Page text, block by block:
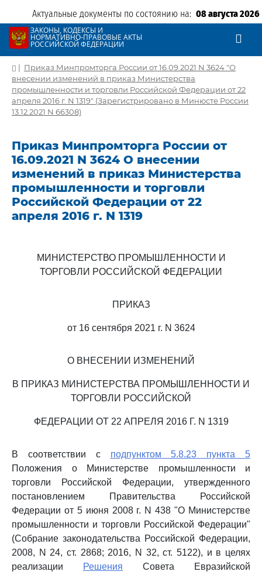
Актуальные документы по состоянию на: 08 августа 2026
ЗАКОНЫ, КОДЕКСЫ И
НОРМАТИВНО-ПРАВОВЫЕ АКТЫ
РОССИЙСКОЙ ФЕДЕРАЦИИ
| Приказ Минпромторга России от 16.09.2021 N 3624 "О
внесении изменений в приказ Министерства
промышленности и торговли Российской Федерации от 22
апреля 2016 г. N 1319" (Зарегистрировано в Минюсте России
13.12.2021 N 66308)
Приказ Минпромторга России от
16.09.2021 N 3624 О внесении
изменений в приказ Министерства
промышленности и торговли
Российской Федерации от 22
апреля 2016 г. N 1319
МИНИСТЕРСТВО ПРОМЫШЛЕННОСТИ И
ТОРГОВЛИ РОССИЙСКОЙ ФЕДЕРАЦИИ
ПРИКАЗ
от 16 сентября 2021 г. N 3624
О ВНЕСЕНИИ ИЗМЕНЕНИЙ
В ПРИКАЗ МИНИСТЕРСТВА ПРОМЫШЛЕННОСТИ И
ТОРГОВЛИ РОССИЙСКОЙ
ФЕДЕРАЦИИ ОТ 22 АПРЕЛЯ 2016 Г. N 1319
В соответствии с подпунктом 5.8.23 пункта 5
Положения о Министерстве промышленности и
торговли Российской Федерации, утвержденного
постановлением Правительства Российской
Федерации от 5 июня 2008 г. N 438 "О Министерстве
промышленности и торговли Российской Федерации"
(Собрание законодательства Российской Федерации,
2008, N 24, ст. 2868; 2016, N 32, ст. 5122), и в целях
реализации
Решения Совета Евразийской